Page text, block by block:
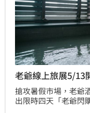
老爺線上旅展5/13
搶攻暑假市場，老爺
出限時四天「老爺閃